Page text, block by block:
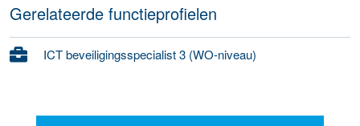
Gerelateerde functieprofielen
ICT beveiligingsspecialist 3 (WO-niveau)